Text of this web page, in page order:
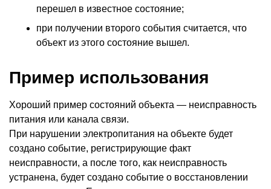
перешел в известное состояние;
при получении второго события считается, что
объект из этого состояние вышел.
Пример использования
Хороший пример состояний объекта — неисправность
питания или канала связи.
При нарушении электропитания на объекте будет
создано событие, регистрирующие факт
неисправности, а после того, как неисправность
устранена, будет создано событие о восстановлении